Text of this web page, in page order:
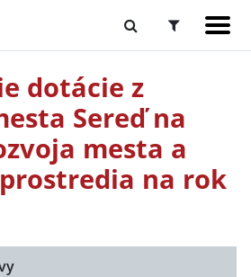
dotácie z
Sereď na
mesta a
na rok